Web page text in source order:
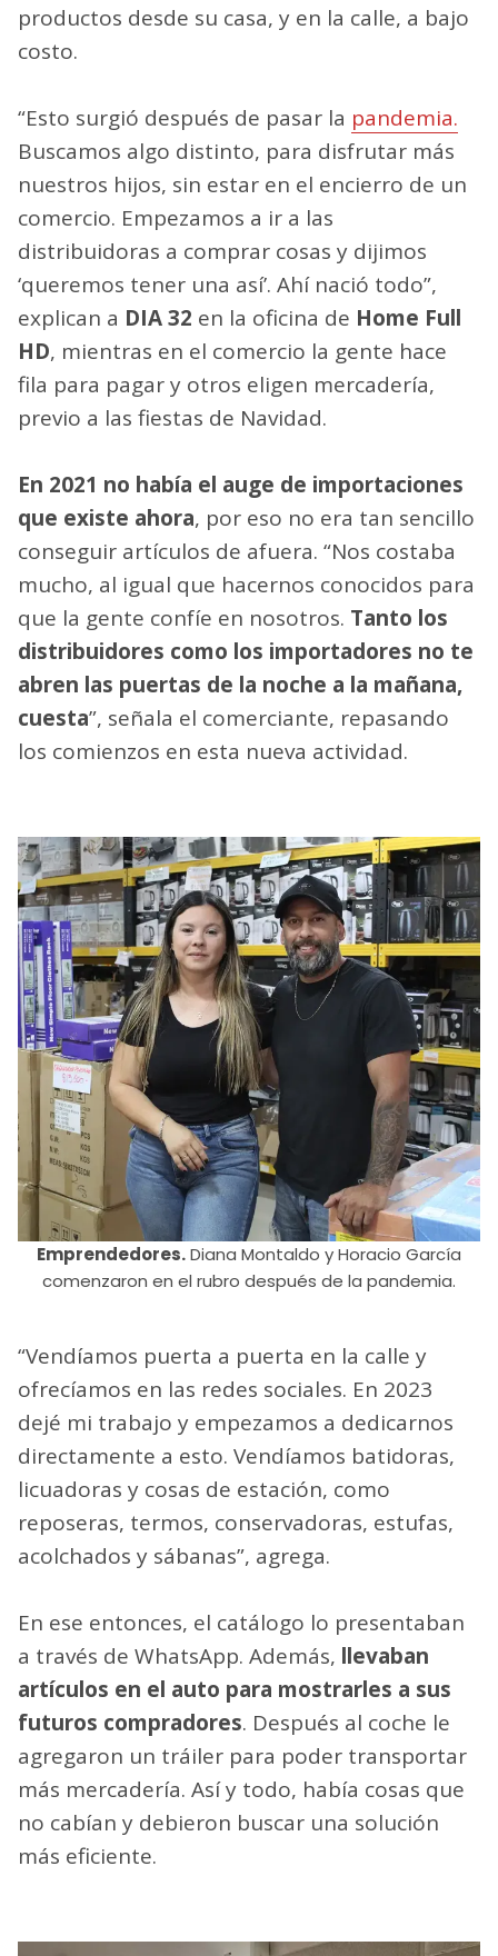
productos desde su casa, y en la calle, a bajo
costo.
“Esto surgió después de pasar la pandemia.
Buscamos algo distinto, para disfrutar más
nuestros hijos, sin estar en el encierro de un
comercio. Empezamos a ir a las
distribuidoras a comprar cosas y dijimos
‘queremos tener una así’. Ahí nació todo”,
explican a DIA 32 en la oficina de Home Full
HD, mientras en el comercio la gente hace
fila para pagar y otros eligen mercadería,
previo a las fiestas de Navidad.
En 2021 no había el auge de importaciones
que existe ahora, por eso no era tan sencillo
conseguir artículos de afuera. “Nos costaba
mucho, al igual que hacernos conocidos para
que la gente confíe en nosotros. Tanto los
distribuidores como los importadores no te
abren las puertas de la noche a la mañana,
cuesta”, señala el comerciante, repasando
los comienzos en esta nueva actividad.
Emprendedores.Diana Montaldo y Horacio García
comenzaron en el rubro después de la pandemia.
“Vendíamos puerta a puerta en la calle y
ofrecíamos en las redes sociales. En 2023
dejé mi trabajo y empezamos a dedicarnos
directamente a esto. Vendíamos batidoras,
licuadoras y cosas de estación, como
reposeras, termos, conservadoras, estufas,
acolchados y sábanas”, agrega.
En ese entonces, el catálogo lo presentaban
a través de WhatsApp. Además, llevaban
artículos en el auto para mostrarles a sus
futuros compradores. Después al coche le
agregaron un tráiler para poder transportar
más mercadería. Así y todo, había cosas que
no cabían y debieron buscar una solución
más eficiente.